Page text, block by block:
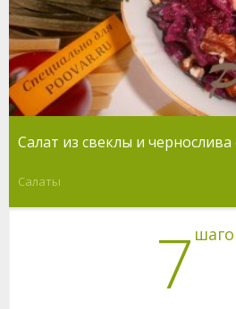
Салат из свеклы и
Салаты
7